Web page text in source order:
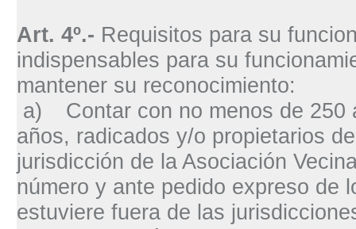
Art. 4º.- Requisitos para su
indispensables para su
mantener su reconocimiento:
a)
Contar con no menos de
años, radicados y/o propietarios
jurisdicción de la Asociación
número y ante pedido expreso de
estuviere fuera de las